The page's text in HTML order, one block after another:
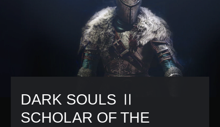
DARK SOULS Ⅱ
SCHOLAR OF THE